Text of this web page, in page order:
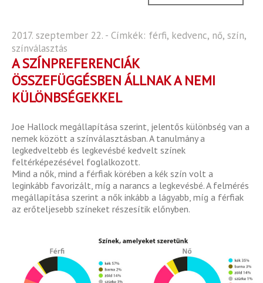
2017. szeptember 22. - Címkék: férfi, kedvenc, nő, szín,
színválasztás
A SZÍNPREFERENCIÁK
ÖSSZEFÜGGÉSBEN ÁLLNAK A NEMI
KÜLÖNBSÉGEKKEL
Joe Hallock megállapítása szerint, jelentős különbség van a
nemek között a színválasztásban. A tanulmány a
legkedveltebb és legkevésbé kedvelt színek
feltérképezésével foglalkozott.
Mind a nők, mind a férfiak körében a kék szín volt a
leginkább favorizált, míg a narancs a legkevésbé. A felmérés
megállapítása szerint a nők inkább a lágyabb, míg a férfiak
az erőteljesebb színeket részesítik előnyben.